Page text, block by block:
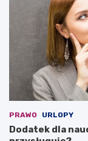
PRAWO URLOPY
Dodatek dla